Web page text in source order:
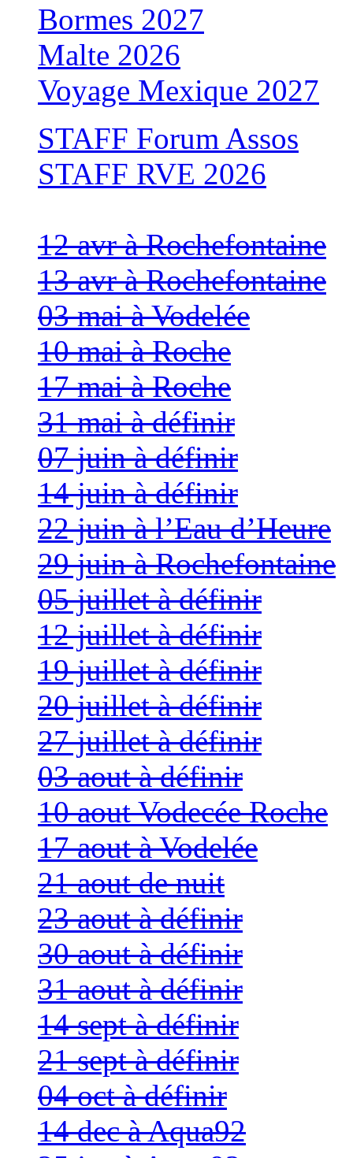
Bormes 2027
Malte 2026
Voyage Mexique 2027
STAFF Forum Assos
STAFF RVE 2026
12 avr à Rochefontaine
13 avr à Rochefontaine
03 mai à Vodelée
10 mai à Roche
17 mai à Roche
31 mai à définir
07 juin à définir
14 juin à définir
22 juin à l’Eau d’Heure
29 juin à Rochefontaine
05 juillet à définir
12 juillet à définir
19 juillet à définir
20 juillet à définir
27 juillet à définir
03 aout à définir
10 aout Vodecée Roche
17 aout à Vodelée
21 aout de nuit
23 aout à définir
30 aout à définir
31 aout à définir
14 sept à définir
21 sept à définir
04 oct à définir
14 dec à Aqua92